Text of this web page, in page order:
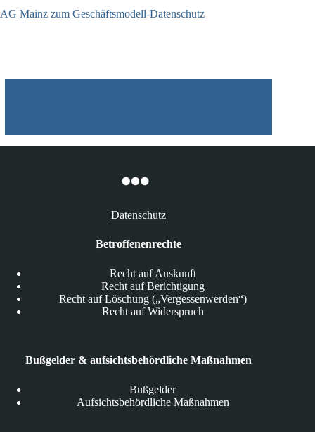
AG Mainz zum Geschäftsmodell-Datenschutz
Datenschutz
Betroffenenrechte
Recht auf Auskunft
Recht auf Berichtigung
Recht auf Löschung („Vergessenwerden“)
Recht auf Widerspruch
Bußgelder & aufsichtsbehördliche Maßnahmen
Bußgelder
Aufsichtsbehördliche Maßnahmen